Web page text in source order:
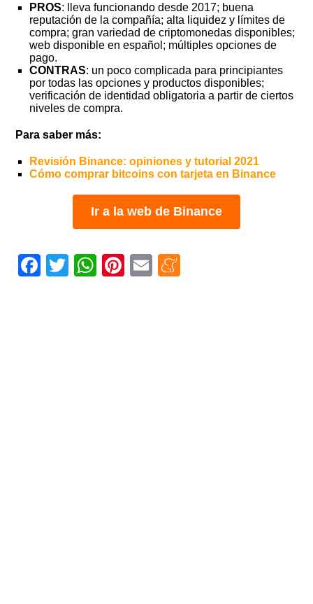
PROS: lleva funcionando desde 2017; buena
reputación de la compañía; alta liquidez y límites de
compra; gran variedad de criptomonedas disponibles;
web disponible en español; múltiples opciones de
pago.
CONTRAS: un poco complicada para principiantes
por todas las opciones y productos disponibles;
verificación de identidad obligatoria a partir de ciertos
niveles de compra.
Para saber más:
Revisión Binance: opiniones y tutorial 2021
Cómo comprar bitcoins con tarjeta en Binance
Ir a la web de Binance
Facebook
Twitter
WhatsApp
Pinterest
Email